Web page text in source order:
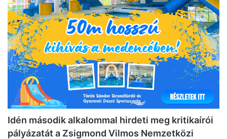
Idén második alkalommal hirdeti meg kritikaírói
pályázatát a Zsigmond Vilmos Nemzetközi